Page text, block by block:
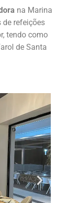
na Marina
de refeições
tendo como
de Santa